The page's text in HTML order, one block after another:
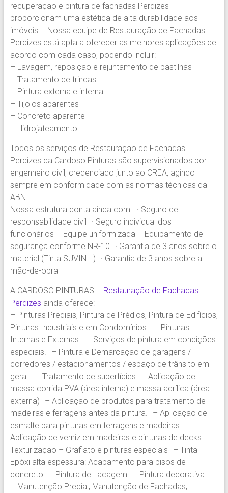
Pinturas.
Experiência
em
Pintura
Predial
em
prédios
comerciais,
residenciais
condomínios.
recuperação e pintura de fachadas Perdizes
proporcionam uma estética de alta durabilidade aos
imóveis. Nossa equipe de Restauração de Fachadas
Perdizes está apta a oferecer as melhores aplicações de
acordo com cada caso, podendo incluir:
– Lavagem, reposição e rejuntamento de pastilhas
– Tratamento de trincas
– Pintura externa e interna
– Tijolos aparentes
– Concreto aparente
– Hidrojateamento
Todos os serviços de Restauração de Fachadas
Perdizes da Cardoso Pinturas são supervisionados por
engenheiro civil, credenciado junto ao CREA, agindo
sempre em conformidade com as normas técnicas da
ABNT.
Nossa estrutura conta ainda com: · Seguro de
responsabilidade civil · Seguro individual dos
funcionários · Equipe uniformizada · Equipamento de
segurança conforme NR-10 · Garantia de 3 anos sobre o
material (Tinta SUVINIL) · Garantia de 3 anos sobre a
mão-de-obra
A CARDOSO PINTURAS – Restauração de Fachadas
Perdizes ainda oferece:
– Pinturas Prediais, Pintura de Prédios, Pintura de Edifícios,
Pinturas Industriais e em Condomínios. – Pinturas
Internas e Externas. – Serviços de pintura em condições
especiais. – Pintura e Demarcação de garagens /
corredores / estacionamentos / espaço de trânsito em
geral. – Tratamento de superfícies – Aplicação de
massa corrida PVA (área interna) e massa acrílica (área
externa) – Aplicação de produtos para tratamento de
madeiras e ferragens antes da pintura. – Aplicação de
esmalte para pinturas em ferragens e madeiras. –
Aplicação de verniz em madeiras e pinturas de decks. –
Texturização – Grafiato e pinturas especiais – Tinta
Epóxi alta espessura: Acabamento para pisos de
concreto – Pintura de Lacagem – Pintura decorativa
– Manutenção Predial, Manutenção de Fachadas,